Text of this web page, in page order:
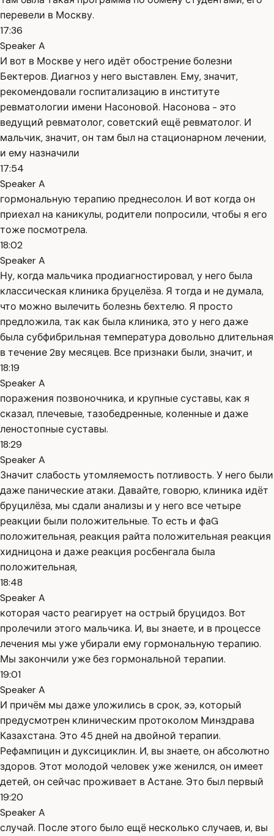
перевели в Москву.
17:36
Speaker A
И вот в Москве у него идёт обострение болезни
Бектеров. Диагноз у него выставлен. Ему, значит,
рекомендовали госпитализацию в институте
ревматологии имени Насоновой. Насонова - это
ведущий ревматолог, советский ещё ревматолог. И
мальчик, значит, он там был на стационарном лечении,
и ему назначили
17:54
Speaker A
гормональную терапию преднесолон. И вот когда он
приехал на каникулы, родители попросили, чтобы я его
тоже посмотрела.
18:02
Speaker A
Ну, когда мальчика продиагностировал, у него была
классическая клиника бруцелёза. Я тогда и не думала,
что можно вылечить болезнь бехтелю. Я просто
предложила, так как была клиника, это у него даже
была субфибрильная температура довольно длительная
в течение 2ву месяцев. Все признаки были, значит, и
18:19
Speaker A
поражения позвоночника, и крупные суставы, как я
сказал, плечевые, тазобедренные, коленные и даже
леностопные суставы.
18:29
Speaker A
Значит слабость утомляемость потливость. У него были
даже панические атаки. Давайте, говорю, клиника идёт
бруцилёза, мы сдали анализы и у него все четыре
реакции были положительные. То есть и фаG
положительная, реакция райта положительная реакция
хидницона и даже реакция росбенгала была
положительная,
18:48
Speaker A
которая часто реагирует на острый бруцидоз. Вот
пролечили этого мальчика. И, вы знаете, и в процессе
лечения мы уже убирали ему гормональную терапию.
Мы закончили уже без гормональной терапии.
19:01
Speaker A
И причём мы даже уложились в срок, ээ, который
предусмотрен клиническим протоколом Минздрава
Казахстана. Это 45 дней на двойной терапии.
Рефампицин и дуксициклин. И, вы знаете, он абсолютно
здоров. Этот молодой человек уже женился, он имеет
детей, он сейчас проживает в Астане. Это был первый
19:20
Speaker A
случай. После этого было ещё несколько случаев, и, вы